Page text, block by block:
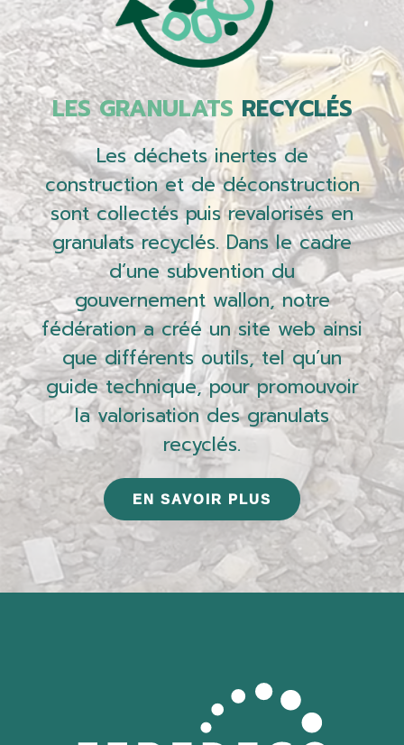
LES GRANULATS RECYCLÉS
Les déchets inertes de
construction et de déconstruction
sont collectés puis revalorisés en
granulats recyclés. Dans le cadre
d’une subvention du
gouvernement wallon, notre
fédération a créé un site web ainsi
que différents outils, tel qu’un
guide technique, pour promouvoir
la valorisation des granulats
recyclés.
EN SAVOIR PLUS